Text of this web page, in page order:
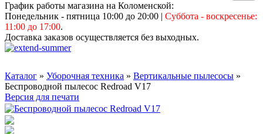
Главная страница
О магазине
Доставка и оплата
График работы магазина на Коломенской:
Понедельник - пятница 10:00 до 20:00 | Суббота - воскресенье:
11:00 до 17:00.
Доставка заказов осуществляется без выходных.
Каталог » Уборочная техника » Вертикальные пылесосы »
Беспроводной пылесос Redroad V17
Версия для печати